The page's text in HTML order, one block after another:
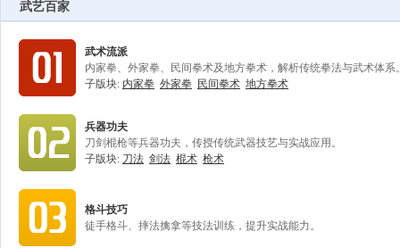
武艺百家
武术流派
内家拳、外家拳、民间拳术及地方拳术，解析传统拳法与武术体系
子版块: 内家拳 外家拳 民间拳术 地方拳术
兵器功夫
刀剑棍枪等兵器功夫，传授传统武器技艺与实战应用。
子版块: 刀法 剑法 棍术 枪术
格斗技巧
徒手格斗、摔法擒拿等技法训练，提升实战能力。